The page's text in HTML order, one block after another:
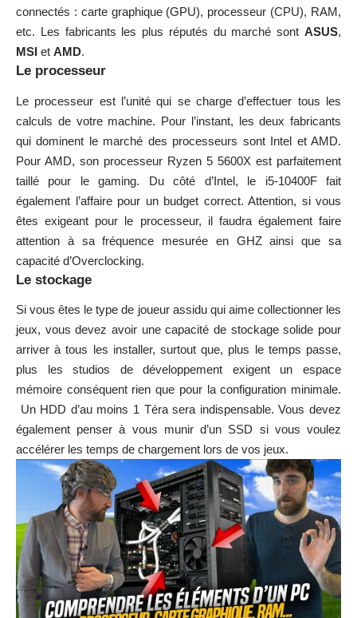
connectés : carte graphique (GPU), processeur (CPU), RAM,
etc. Les fabricants les plus réputés du marché sont ASUS,
MSI et AMD.
Le processeur
Le processeur est l’unité qui se charge d’effectuer tous les
calculs de votre machine. Pour l’instant, les deux fabricants
qui dominent le marché des processeurs sont Intel et AMD.
Pour AMD, son processeur Ryzen 5 5600X est parfaitement
taillé pour le gaming. Du côté d’Intel, le i5-10400F fait
également l’affaire pour un budget correct. Attention, si vous
êtes exigeant pour le processeur, il faudra également faire
attention à sa fréquence mesurée en GHZ ainsi que sa
capacité d’Overclocking.
Le stockage
Si vous êtes le type de joueur assidu qui aime collectionner les
jeux, vous devez avoir une capacité de stockage solide pour
arriver à tous les installer, surtout que, plus le temps passe,
plus les studios de développement exigent un espace
mémoire conséquent rien que pour la configuration minimale.
Un HDD d’au moins 1 Téra sera indispensable. Vous devez
également penser à vous munir d’un SSD si vous voulez
accélérer les temps de chargement lors de vos jeux.